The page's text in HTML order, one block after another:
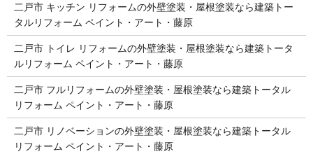
二戸市 キッチン リフォームの外壁塗装・屋根塗装なら建築トー
タルリフォーム ペイント・アート・藤原
二戸市 トイレ リフォームの外壁塗装・屋根塗装なら建築トータ
ルリフォーム ペイント・アート・藤原
二戸市 フルリフォームの外壁塗装・屋根塗装なら建築トータル
リフォーム ペイント・アート・藤原
二戸市 リノベーションの外壁塗装・屋根塗装なら建築トータル
リフォーム ペイント・アート・藤原